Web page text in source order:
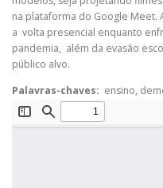
na plataforma do Google Meet.
a volta presencial enquanto
pandemia, além da evasão
público alvo.
Palavras-chaves: ensino,